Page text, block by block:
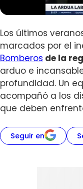
Los últimos
marcados por el
Bomberos de la
arduo e
profundidad. Un
acompañó a los
que deben
Seguir en